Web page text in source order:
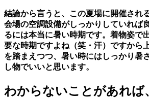
結論から言うと、この夏場に開催され
会場の空調設備がしっかりしていれば
るには本当に暑い時期です。着物姿で
要な時期ですよね（笑・汗）ですから
を踏まえつつ、暑い時にはしっかり暑
し物でいいと思います。
わからないことがあれば